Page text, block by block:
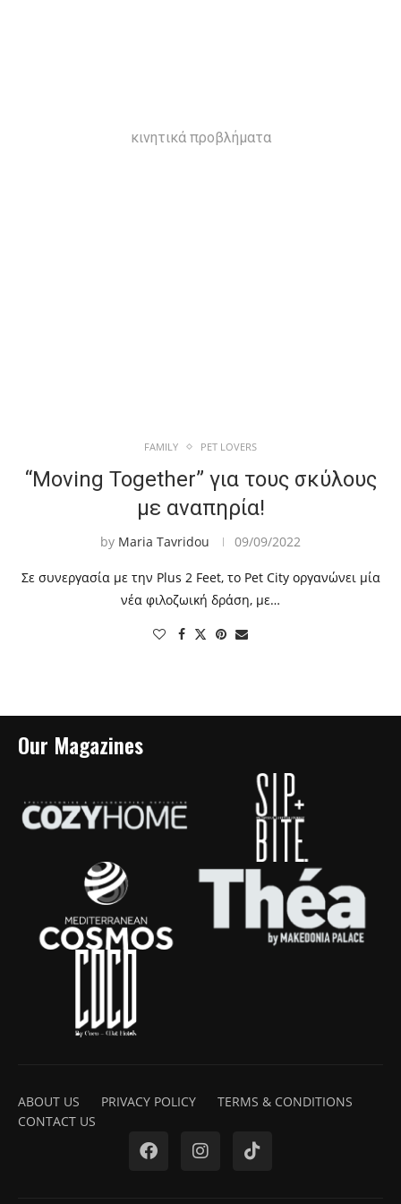
κινητικά προβλήματα
FAMILY PET LOVERS
“Moving Together” για τους σκύλους
με αναπηρία!
by Maria Tavridou 09/09/2022
Σε συνεργασία με την Plus 2 Feet, το Pet City οργανώνει μία
νέα φιλοζωική δράση, με…
Our Magazines
ABOUT US PRIVACY POLICY
TERMS & CONDITIONS
CONTACT US